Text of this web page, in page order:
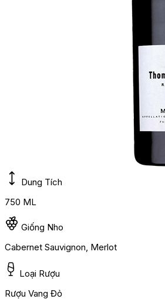
Dung Tích
750 ML
Giống Nho
Cabernet Sauvignon, Merlot
Loại Rượu
Rượu Vang Đỏ